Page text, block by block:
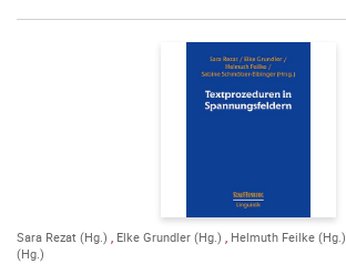
Sara Rezat (Hg.) , Elke Grundler (Hg.) , Helmuth Feilke (Hg.)
(Hg.)